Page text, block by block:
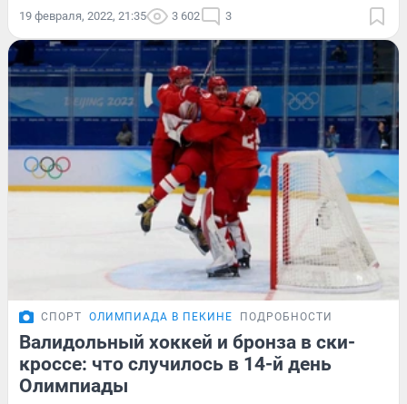
19 февраля, 2022, 21:35 3 602 3
СПОРТ ОЛИМПИАДА В ПЕКИНЕ ПОДРОБНОСТИ
Валидольный хоккей и бронза в ски-
кроссе: что случилось в 14-й день
Олимпиады